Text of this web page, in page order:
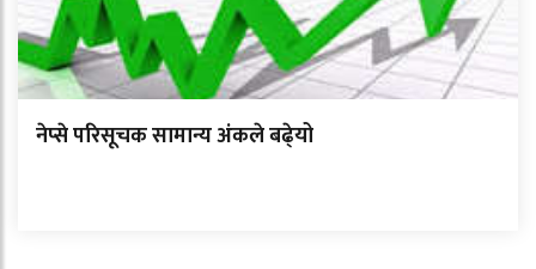
नेप्से परिसूचक सामान्य अंकले बढे्यो